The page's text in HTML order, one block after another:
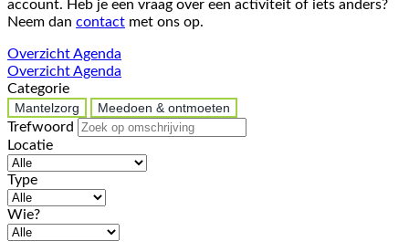
account. Heb je een vraag over een activiteit of iets anders?
Neem dan contact met ons op.
OverzichtAgenda
OverzichtAgenda
Categorie
Mantelzorg
Meedoen & ontmoeten
Trefwoord
Locatie
Type
Wie?